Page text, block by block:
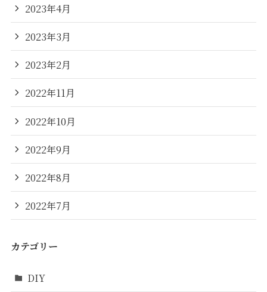
2023年4月
2023年3月
2023年2月
2022年11月
2022年10月
2022年9月
2022年8月
2022年7月
カテゴリー
DIY